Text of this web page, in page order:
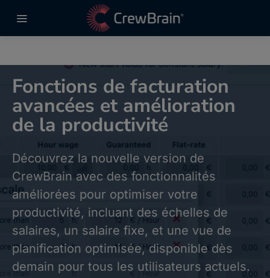
Fonctions de facturation
avancées et amélioration
de la productivité
Découvrez la nouvelle version de
CrewBrain avec des fonctionnalités
améliorées pour optimiser votre
productivité, incluant des échelles de
salaires, un salaire fixe, et une vue de
planification optimisée, disponible dès
demain pour tous les utilisateurs actuels.